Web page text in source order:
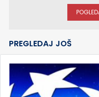
PREGLEDAJ JOŠ